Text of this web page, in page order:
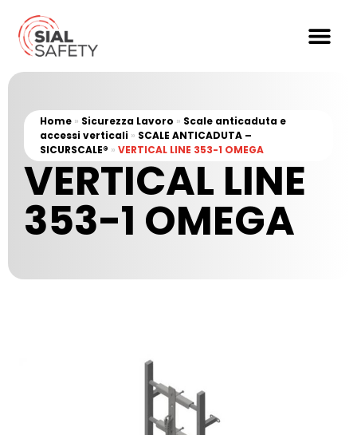
Home » Sicurezza Lavoro » Scale anticaduta e
accessi verticali » SCALE ANTICADUTA –
SICURSCALE® » VERTICAL LINE 353-1 OMEGA
VERTICAL LINE
353-1 OMEGA